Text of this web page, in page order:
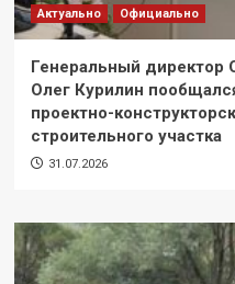
Актуально Официально
Генеральный директор
Олег Курилин
проектно-
строительного участка
31.07.2026